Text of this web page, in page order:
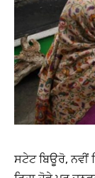
ਸਟੇਟ ਬਿਊਰੋ, ਨਵੀਂ